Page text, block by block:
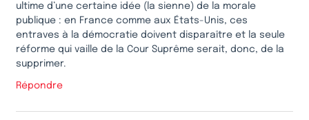
ultime d’une certaine idée (la sienne) de la morale
publique : en France comme aux États-Unis, ces
entraves à la démocratie doivent disparaître et la seule
réforme qui vaille de la Cour Suprême serait, donc, de la
supprimer.
Répondre